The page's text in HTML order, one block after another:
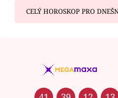
CELÝ HOROSKOP PRO